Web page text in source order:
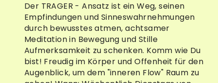
Der TRAGER - Ansatz ist ein Weg, seinen
Empfindungen und Sinneswahrnehmungen
durch bewusstes atmen, achtsamer
Meditation in Bewegung und Stille
Aufmerksamkeit zu schenken. Komm wie Du
bist! Freudig im Körper und Offenheit für den
Augenblick, um dem "inneren Flow" Raum zu